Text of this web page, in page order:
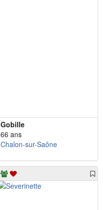
Gobille
66 ans
Chalon-sur-Saône